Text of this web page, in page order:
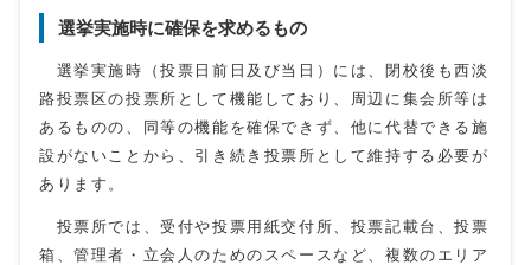
選挙実施時に確保を求めるもの
選挙実施時（投票日前日及び当日）には、閉校後も西淡
路投票区の投票所として機能しており、周辺に集会所等は
あるものの、同等の機能を確保できず、他に代替できる施
設がないことから、引き続き投票所として維持する必要が
あります。
投票所では、受付や投票用紙交付所、投票記載台、投票
箱、管理者・立会人のためのスペースなど、複数のエリア